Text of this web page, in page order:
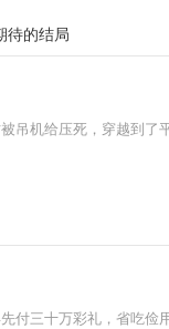
待的结局
吊机给压死，穿越到了
付三十万彩礼，省吃